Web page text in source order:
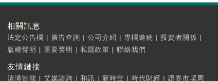
相關訊息
法定公告欄 | 廣告查詢 | 公司介紹 | 專欄邀稿 | 投資者關係 |
版權聲明 | 重要聲明 | 私隱政策 | 聯絡我們
友情鏈接
清博智能 | 艾媒諮詢 | 和訊 | 新時空 | 時代財經 | 證券市場周